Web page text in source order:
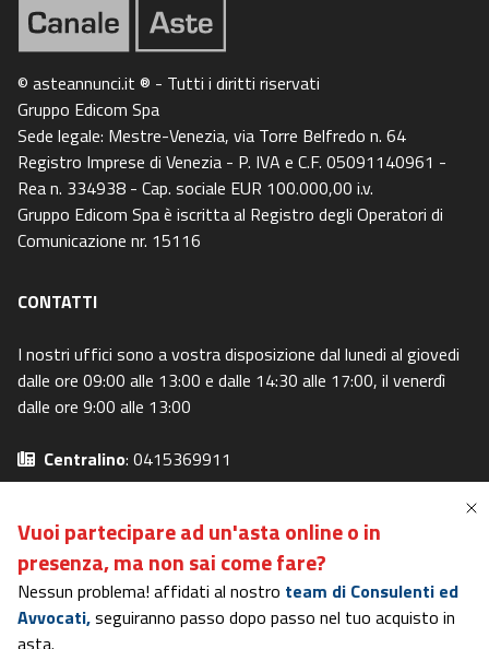
© asteannunci.it ® - Tutti i diritti riservati
Gruppo Edicom Spa
Sede legale: Mestre-Venezia, via Torre Belfredo n. 64
Registro Imprese di Venezia - P. IVA e C.F. 05091140961 -
Rea n. 334938 - Cap. sociale EUR 100.000,00 i.v.
Gruppo Edicom Spa è iscritta al Registro degli Operatori di
Comunicazione nr. 15116
CONTATTI
I nostri uffici sono a vostra disposizione dal lunedi al giovedi
dalle ore 09:00 alle 13:00 e dalle 14:30 alle 17:00, il venerdì
dalle ore 9:00 alle 13:00
Centralino: 0415369911
Email: info@canaleaste.it
Privacy Policy
Cookie Policy
Preferenze Privacy
I miei diritti
Portale in possesso dei requisiti del DM 31/10/2006
Vuoi partecipare ad un'asta online o in
presenza,ma non sai come fare?
Nessun problema! affidati al nostro team di Consulenti ed
Avvocati,seguiranno passo dopo passo nel tuo acquisto in
asta.